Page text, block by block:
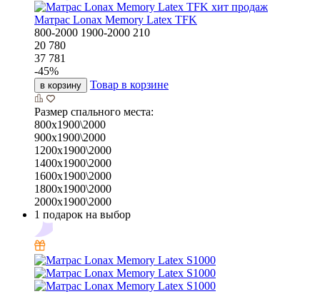
хит продаж
Матрас Lonax Memory Latex TFK
800-2000 1900-2000 210
20 780
37 781
-45%
в корзину Товар в корзине
Размер спального места:
800х1900\2000
900х1900\2000
1200х1900\2000
1400х1900\2000
1600х1900\2000
1800х1900\2000
2000х1900\2000
1 подарок на выбор